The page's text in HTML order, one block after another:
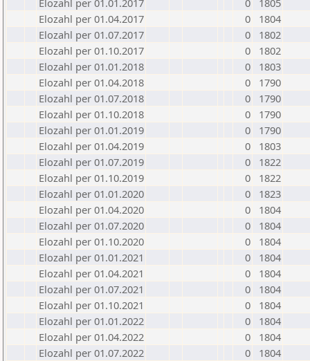
Elozahl per 01.01.2017
0
1805
Elozahl per 01.04.2017
0
1804
Elozahl per 01.07.2017
0
1802
Elozahl per 01.10.2017
0
1802
Elozahl per 01.01.2018
0
1803
Elozahl per 01.04.2018
0
1790
Elozahl per 01.07.2018
0
1790
Elozahl per 01.10.2018
0
1790
Elozahl per 01.01.2019
0
1790
Elozahl per 01.04.2019
0
1803
Elozahl per 01.07.2019
0
1822
Elozahl per 01.10.2019
0
1822
Elozahl per 01.01.2020
0
1823
Elozahl per 01.04.2020
0
1804
Elozahl per 01.07.2020
0
1804
Elozahl per 01.10.2020
0
1804
Elozahl per 01.01.2021
0
1804
Elozahl per 01.04.2021
0
1804
Elozahl per 01.07.2021
0
1804
Elozahl per 01.10.2021
0
1804
Elozahl per 01.01.2022
0
1804
Elozahl per 01.04.2022
0
1804
Elozahl per 01.07.2022
0
1804